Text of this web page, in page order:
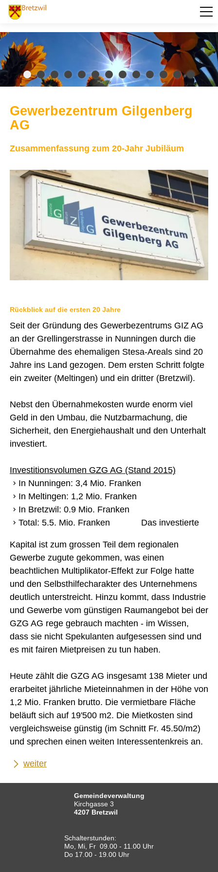
PORTRÄT
AKTUELLES
VERWALTUNG
KULTUR UND FREIZEIT
SICHERHEIT
ENTSORGUNG UND UMWELT
FINANZEN
IMMOBILIENANGEBOTE
GEWERBE
STICHWORTVERZEICHNIS
LINKS
Startseite
Inhalt
Kontakt
Datenschutz
Druckansicht
Gewerbezentrum Gilgenberg
AG
Zusammenfassung zum 20-Jahr Jubiläum
Rückblick auf die ersten 20 Jahre
Seit der Gründung des Gewerbezentrums GIZ AG
an der Grellingerstrasse in Nunningen durch die
Übernahme des ehemaligen Stesa-Areals sind 20
Jahre ins Land gezogen. Dem ersten Schritt folgte
ein zweiter (Meltingen) und ein dritter (Bretzwil).
Nebst den Übernahmekosten wurde enorm viel
Geld in den Umbau, die Nutzbarmachung, die
Sicherheit, den Energiehaushalt und den Unterhalt
investiert.
Investitionsvolumen GZG AG (Stand 2015)
In Nunningen: 3,4 Mio. Franken
In Meltingen: 1,2 Mio. Franken
In Bretzwil: 0.9 Mio. Franken
Total: 5.5. Mio. Franken
Das investierte
Kapital ist zum grossen Teil dem regionalen
Gewerbe zugute gekommen, was einen
beachtlichen Multiplikator-Effekt zur Folge hatte
und den Selbsthilfecharakter des Unternehmens
deutlich unterstreicht. Hinzu kommt, dass Industrie
und Gewerbe vom günstigen Raumangebot bei der
GZG AG rege gebrauch machten - im Wissen,
dass sie nicht Spekulanten aufgesessen sind und
es mit fairen Mietpreisen zu tun haben.
Heute zählt die GZG AG insgesamt 138 Mieter und
erarbeitet jährliche Mieteinnahmen in der Höhe von
1,2 Mio. Franken brutto. Die vermietbare Fläche
beläuft sich auf 19'500 m2. Die Mietkosten sind
vergleichsweise günstig (im Schnitt Fr. 45.50/m2)
und sprechen einen weiten Interessentenkreis an.
weiter
Gemeindeverwaltung
Kirchgasse 3
4207 Bretzwil
Schalterstunden:
Mo, Mi, Fr 09.00 - 11.00 Uhr
Do 17.00 - 19.00 Uhr